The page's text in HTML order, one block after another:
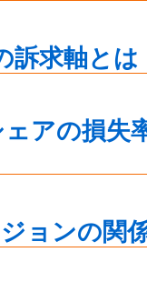
訴求軸とは
アの損失
ョンの関